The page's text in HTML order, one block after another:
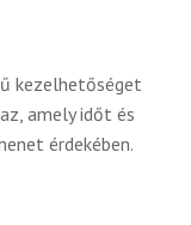
kezelhetőséget
amely időt és
érdekében.